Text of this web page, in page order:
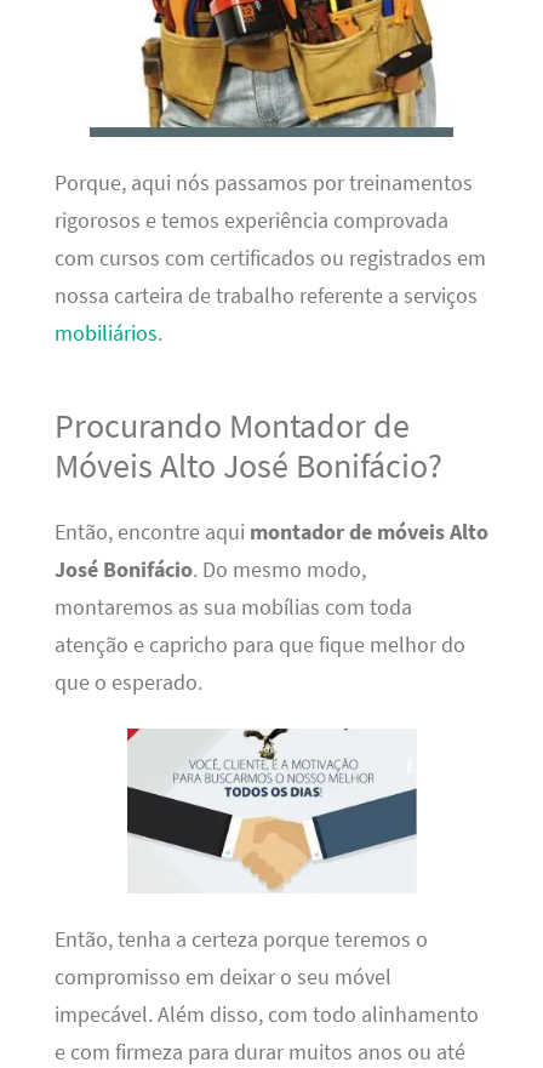
Porque, aqui nós passamos por treinamentos
rigorosos e temos experiência comprovada
com cursos com certificados ou registrados em
nossa carteira de trabalho referente a serviços
mobiliários.
Procurando Montador de
Móveis Alto José Bonifácio?
Então, encontre aqui montador de móveis Alto
José Bonifácio. Do mesmo modo,
montaremos as sua mobílias com toda
atenção e capricho para que fique melhor do
que o esperado.
Então, tenha a certeza porque teremos o
compromisso em deixar o seu móvel
impecável. Além disso, com todo alinhamento
e com firmeza para durar muitos anos ou até